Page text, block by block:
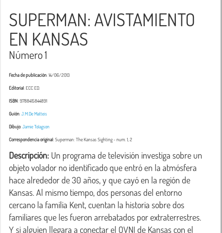
SUPERMAN: AVISTAMIENTO
EN KANSAS
Número 1
Fecha de publicación: 14/06/2013
Editorial: ECC ED.
ISBN: 9788415844891
Guión:J.M.De Matteis
Dibujo:Jamie Tolagson
Correspondencia original:Superman: The Kansas Sighting- num. 1, 2
Descripción: Un programa de televisión investiga sobre un
objeto volador no identificado que entró en la atmósfera
hace alrededor de 30 años, y que cayó en la región de
Kansas. Al mismo tiempo, dos personas del entorno
cercano la familia Kent, cuentan la historia sobre dos
familiares que les fueron arrebatados por extraterrestres.
Y si alguien llegara a conectar el OVNI de Kansas con el